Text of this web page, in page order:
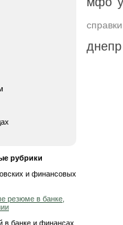
рубрики
и финансовых
резюме в банке,
в банке и финансах
днепр